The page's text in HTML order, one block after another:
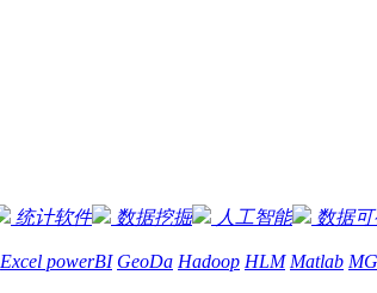
统计软件 数据挖掘 人工智能 数据
Excel powerBI GeoDa Hadoop HLM Matlab